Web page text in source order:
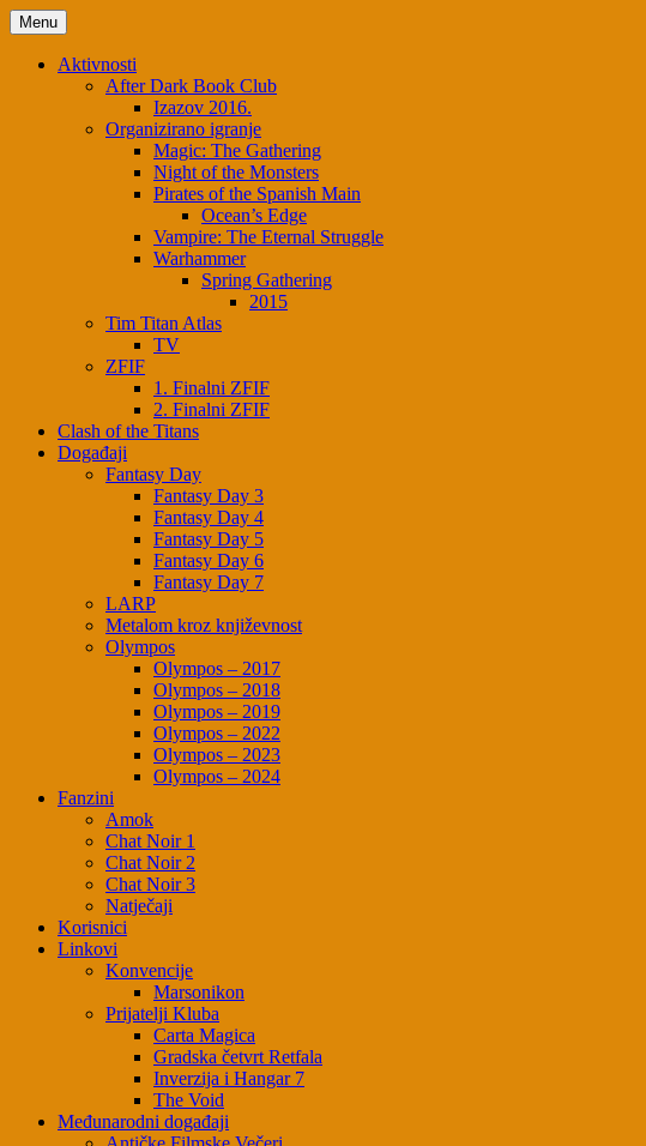
Skip
to
content
Menu
Aktivnosti
After Dark Book Club
Izazov 2016.
Organizirano igranje
Magic: The Gathering
Night of the Monsters
Pirates of the Spanish Main
Ocean’s Edge
Vampire: The Eternal Struggle
Warhammer
Spring Gathering
2015
Tim Titan Atlas
TV
ZFIF
1. Finalni ZFIF
2. Finalni ZFIF
Clash of the Titans
Događaji
Fantasy Day
Fantasy Day 3
Fantasy Day 4
Fantasy Day 5
Fantasy Day 6
Fantasy Day 7
LARP
Metalom kroz književnost
Olympos
Olympos – 2017
Olympos – 2018
Olympos – 2019
Olympos – 2022
Olympos – 2023
Olympos – 2024
Fanzini
Amok
Chat Noir 1
Chat Noir 2
Chat Noir 3
Natječaji
Korisnici
Linkovi
Konvencije
Marsonikon
Prijatelji Kluba
Carta Magica
Gradska četvrt Retfala
Inverzija i Hangar 7
The Void
Međunarodni događaji